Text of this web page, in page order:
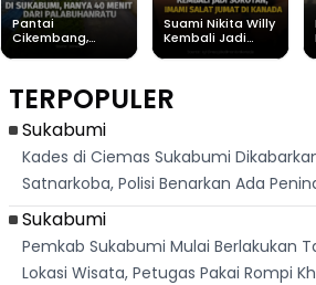
Pantai
Cikembang,
Dari
Palabuhanratu
Suami Nikita Willy
Kembali Jadi
TERPOPULER
Sukabumi
Kades di Ciemas Sukabumi
Satnarkoba, Polisi Benarkan Ada
Sukabumi
Pemkab Sukabumi Mulai Berlakukan
Lokasi Wisata, Petugas Pakai Rompi